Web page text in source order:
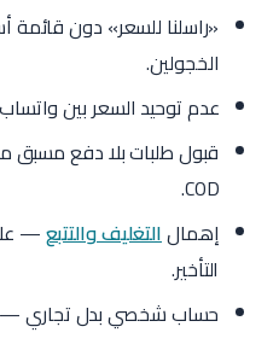
«راسلنا للسعر» دون
الخجولين.
عدم توحيد السعر بين
قبول طلبات بلا دفع مسبق
COD.
إهمالالتغليف والتتبع—
التأخير.
حساب شخصي بدل تجاري —